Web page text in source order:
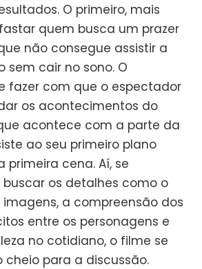
O primeiro, mais
quem busca um prazer
não consegue assistir a
sem cair no sono. O
fazer com que o espectador
os acontecimentos do
acontece com a parte da
ao seu primeiro plano
primeira cena. Aí, se
os detalhes como o
a compreensão dos
entre os personagens e
no cotidiano, o filme se
para a discussão.